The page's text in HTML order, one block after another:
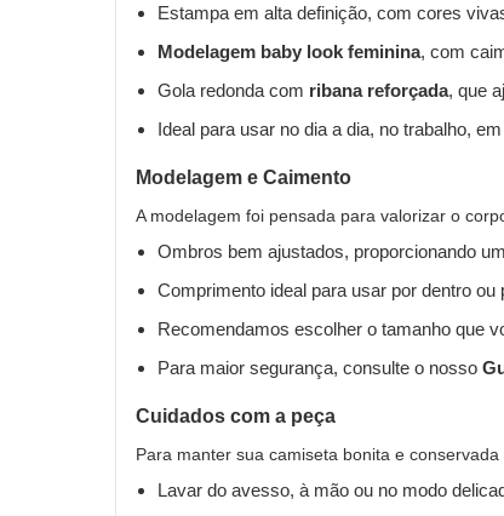
Estampa em alta definição, com cores
Modelagem baby look feminina, com
Gola redonda com ribana reforçada, que
Ideal para usar no dia a dia, no trabalho,
Modelagem e Caimento
A modelagem foi pensada para valorizar o
Ombros bem ajustados, proporcionando
Comprimento ideal para usar por dentro ou
Recomendamos escolher o tamanho que
Para maior segurança, consulte o nosso
Cuidados com a peça
Para manter sua camiseta bonita e
Lavar do avesso, à mão ou no modo